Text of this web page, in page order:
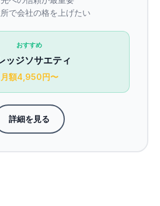
で会社の格を上げたい
おすすめ
ッジソサエティ
月額4,950円〜
詳細を見る